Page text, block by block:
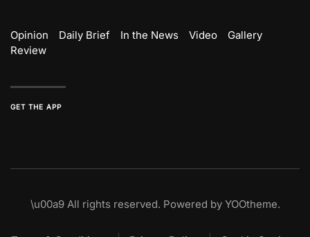
Opinion Daily Brief In the News Video
Gallery
Review
GET THE APP
\u00a9 All rights reserved. Powered by YOOtheme.